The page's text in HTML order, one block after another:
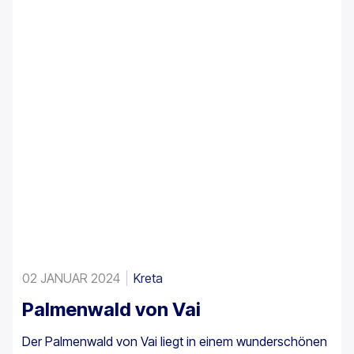
02 JANUAR 2024 Kreta
Palmenwald von Vai
Der Palmenwald von Vai liegt in einem wunderschönen